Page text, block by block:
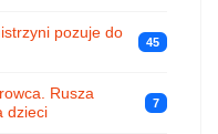
pozuje do
45
Rusza
dzieci
7